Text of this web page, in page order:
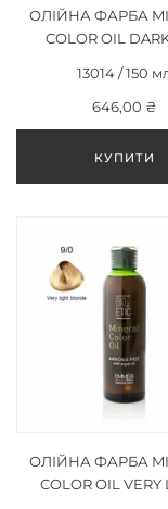
ОЛІЙНА ФАРБА
COLOR OIL
ПОПЕЛЯСТИЙ
МЛ
13014 / 150
646,00 ₴
ОЛІЙНА ФАРБА
COLOR OIL VERY